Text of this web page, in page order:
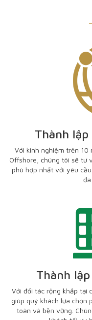
Thành
Với kinh nghiệm trên
Offshore, chúng tôi sẽ tư
phù hợp nhất với yêu
đa
Thành
Với đối tác rộng khắp tại
giúp quý khách lựa chọn
toàn và bền vững.